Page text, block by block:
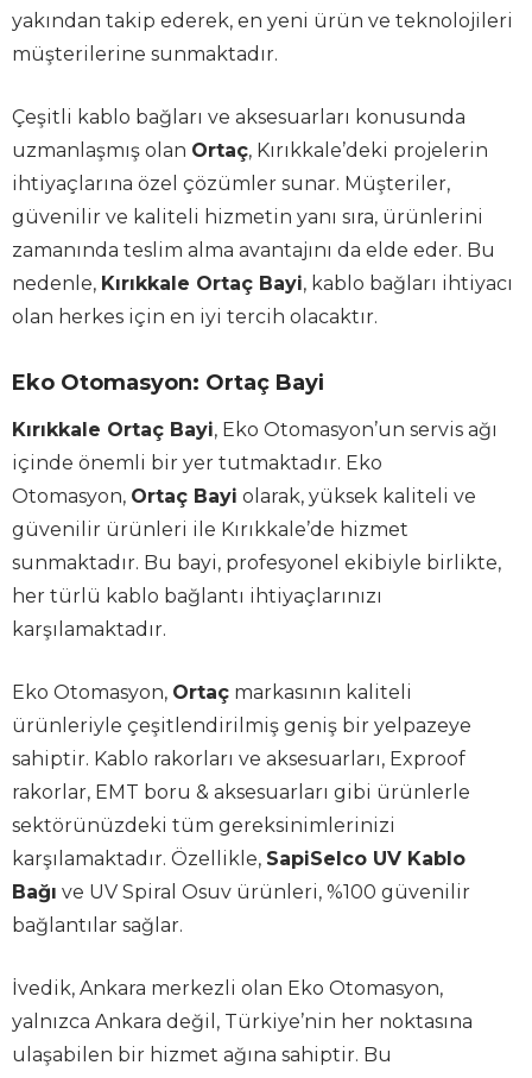
yakından takip ederek, en yeni ürün ve teknolojileri
müşterilerine sunmaktadır.
Çeşitli kablo bağları ve aksesuarları konusunda
uzmanlaşmış olan Ortaç, Kırıkkale’deki projelerin
ihtiyaçlarına özel çözümler sunar. Müşteriler,
güvenilir ve kaliteli hizmetin yanı sıra, ürünlerini
zamanında teslim alma avantajını da elde eder. Bu
nedenle, Kırıkkale Ortaç Bayi, kablo bağları ihtiyacı
olan herkes için en iyi tercih olacaktır.
Eko Otomasyon: Ortaç Bayi
Kırıkkale Ortaç Bayi, Eko Otomasyon’un servis ağı
içinde önemli bir yer tutmaktadır. Eko
Otomasyon, Ortaç Bayi olarak, yüksek kaliteli ve
güvenilir ürünleri ile Kırıkkale’de hizmet
sunmaktadır. Bu bayi, profesyonel ekibiyle birlikte,
her türlü kablo bağlantı ihtiyaçlarınızı
karşılamaktadır.
Eko Otomasyon, Ortaç markasının kaliteli
ürünleriyle çeşitlendirilmiş geniş bir yelpazeye
sahiptir. Kablo rakorları ve aksesuarları, Exproof
rakorlar, EMT boru & aksesuarları gibi ürünlerle
sektörünüzdeki tüm gereksinimlerinizi
karşılamaktadır. Özellikle, SapiSelco UV Kablo
Bağı ve UV Spiral Osuv ürünleri, %100 güvenilir
bağlantılar sağlar.
İvedik, Ankara merkezli olan Eko Otomasyon,
yalnızca Ankara değil, Türkiye’nin her noktasına
ulaşabilen bir hizmet ağına sahiptir. Bu